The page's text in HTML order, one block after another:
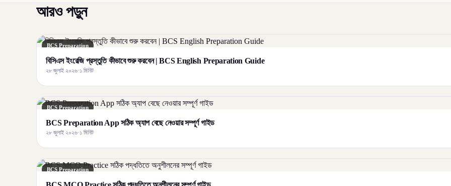
আরও পড়ুন
BCS Preparation
বিসিএস ইংরেজি প্রস্তুতি কীভাবে শুরু করবেন | BCS English Preparation Guide
২৮ জুলাই ২০২৬·১ মিনিট
BCS Preparation
BCS Preparation App সঠিক অ্যাপ বেছে নেওয়ার সম্পূর্ণ গাইড
২৮ জুলাই ২০২৬·১ মিনিট
BCS Preparation